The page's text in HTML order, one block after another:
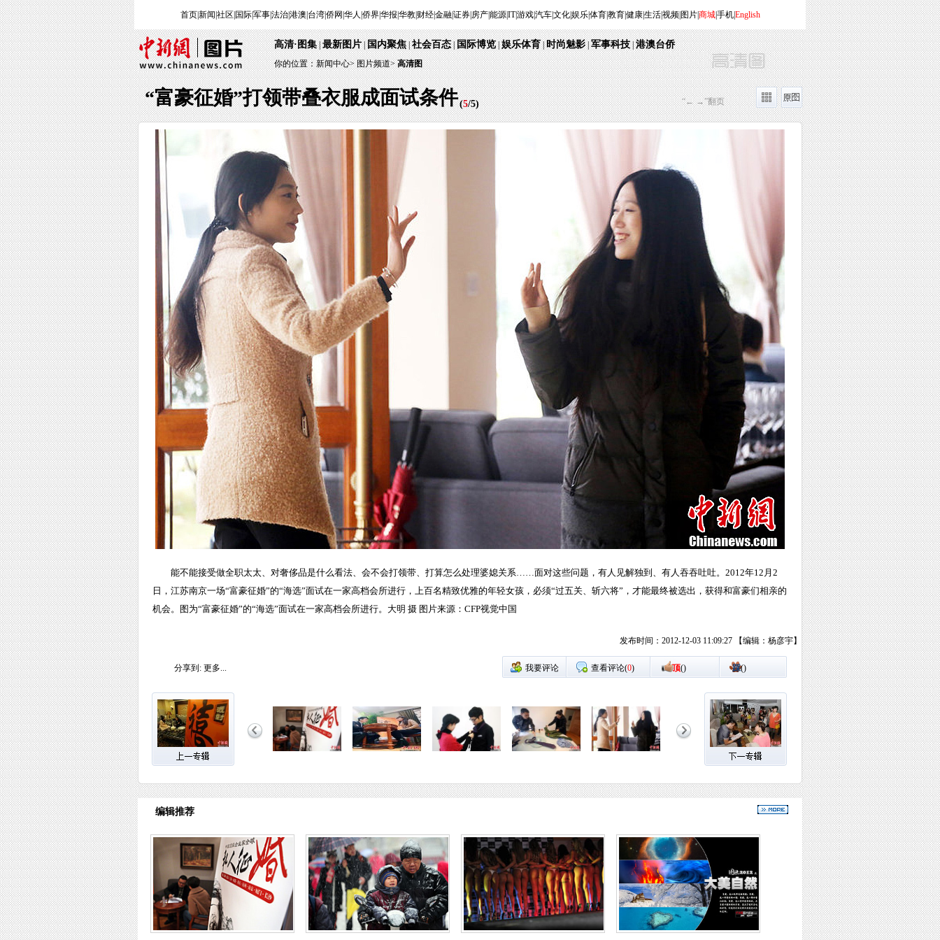
首页|新闻 社区 国际|军事|法治|港澳 台湾|侨网 华人 侨界|华报 华教| 财经|金融|证券| 房产|能源|IT|游戏|汽车|文化|娱乐|体育|教育|健康|生活|视频| 图片|商城|手机|English
高清·图集|最新图片|国内聚焦|社会百态|国际博览|娱乐体育|时尚魅影|军事科技|港澳台侨
你的位置：新闻中心>图片频道> 高清图
“富豪征婚”打领带叠衣服成面试条件(5/5) “← →”翻页
能不能接受做全职太太、对奢侈品是什么看法、会不会打领带、打算怎么处理婆媳关系……面对这些问题，有人见解独到、有人吞吞吐吐。2012年12月2
日，江苏南京一场“富豪征婚”的“海选”面试在一家高档会所进行，上百名精致优雅的年轻女孩，必须“过五关、斩六将”，才能最终被选出，获得和富豪们相亲的
机会。图为“富豪征婚”的“海选”面试在一家高档会所进行。大明 摄 图片来源：CFP视觉中国
发布时间：2012-12-03 11:09:27 【编辑：杨彦宇】
分享到: 更多... 我要评论 查看评论(0) 顶() 踩()
编辑推荐